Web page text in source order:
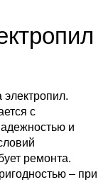
с
и
ремонта.
– при